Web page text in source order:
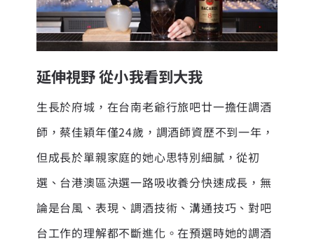
延伸視野 從小我看到大我
生長於府城，在台南老爺行旅吧廿一擔任調酒
師，蔡佳穎年僅24歲，調酒師資歷不到一年，
但成長於單親家庭的她心思特別細膩，從初
選、台港澳區決選一路吸收養分快速成長，無
論是台風、表現、調酒技術、溝通技巧、對吧
台工作的理解都不斷進化。在預選時她的調酒